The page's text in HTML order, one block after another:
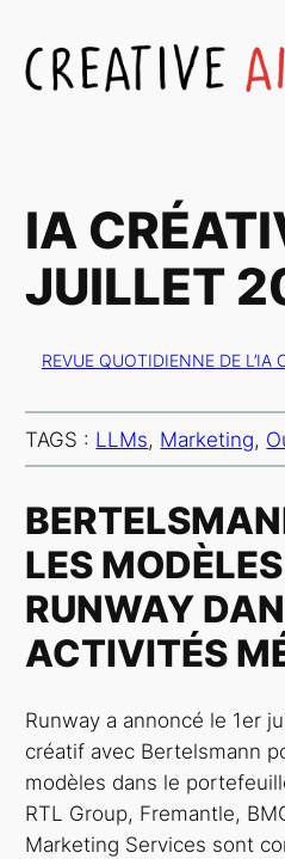
au
contenu
IA
JUILLET
REVUE QUOTIDIENNE DE L’IA
TAGS : LLMs, Marketing,
LES
RUNWAY
ACTIVITÉS
Runway a annoncé le 1er
créatif avec Bertelsmann
modèles dans le
RTL Group, Fremantle,
Marketing Services sont